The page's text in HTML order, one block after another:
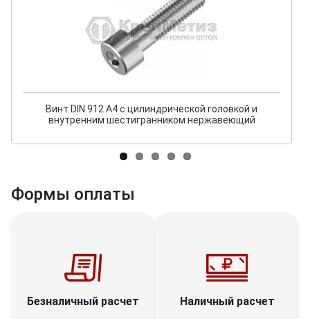
Винт DIN 912 A4 с цилиндрической головкой и
внутренним шестигранником нержавеющий
Формы оплаты
Безналичный расчет Наличный расчет